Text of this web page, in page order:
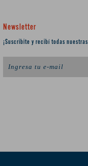
Newsletter
¡Suscribite y recibí todas